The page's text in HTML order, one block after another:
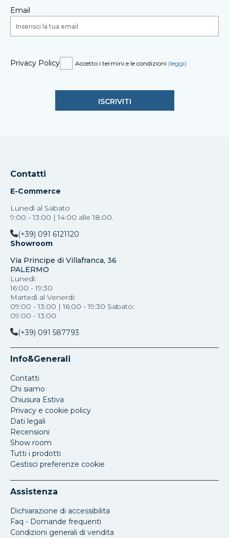
Email
Privacy Policy Accetto i termini e le condizioni (leggi)
Contatti
E-Commerce
Lunedì al Sabato
9:00 - 13:00 | 14:00 alle 18:00.
(+39) 091 6121120
Showroom
Via Principe di Villafranca, 36
PALERMO
Lunedì:
16:00 - 19:30
Martedì al Venerdi:
09:00 - 13:00 | 16:00 - 19:30 Sabato:
09:00 - 13:00
(+39) 091 587793
Info&Generali
Contatti
Chi siamo
Chiusura Estiva
Privacy e cookie policy
Dati legali
Recensioni
Show room
Tutti i prodotti
Gestisci preferenze cookie
Assistenza
Dichiarazione di accessibilita
Faq - Domande frequenti
Condizioni generali di vendita